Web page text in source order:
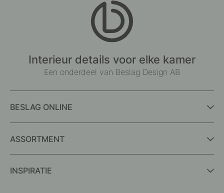
Interieur details voor elke kamer
Een onderdeel van Beslag Design AB
BESLAG ONLINE
ASSORTMENT
INSPIRATIE